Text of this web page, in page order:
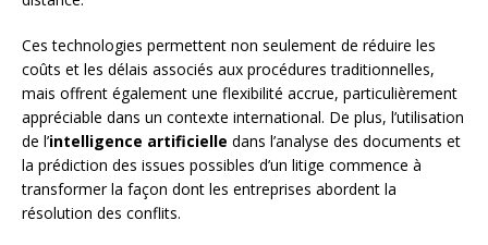
Ces technologies permettent non seulement de réduire les
coûts et les délais associés aux procédures traditionnelles,
mais offrent également une flexibilité accrue, particulièrement
appréciable dans un contexte international. De plus, l’utilisation
de l’intelligence artificielle dans l’analyse des documents et
la prédiction des issues possibles d’un litige commence à
transformer la façon dont les entreprises abordent la
résolution des conflits.